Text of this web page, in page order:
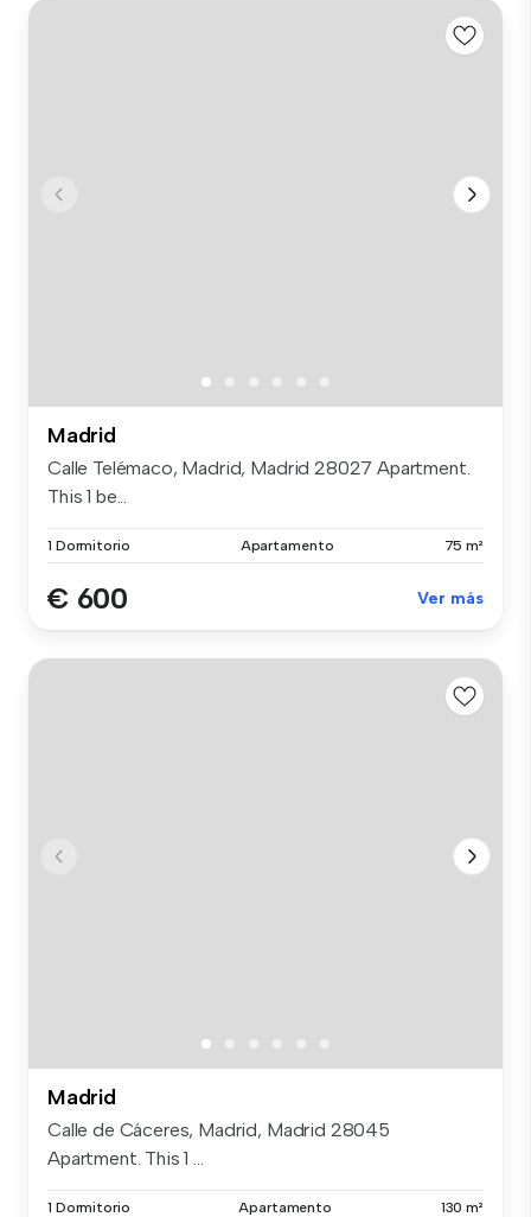
Madrid
Calle Telémaco, Madrid, Madrid 28027 Apartment.
This 1 be...
1 Dormitorio Apartamento 75 m²
€ 600 Ver más
Madrid
Calle de Cáceres, Madrid, Madrid 28045
Apartment. This 1 ...
1 Dormitorio Apartamento 130 m²